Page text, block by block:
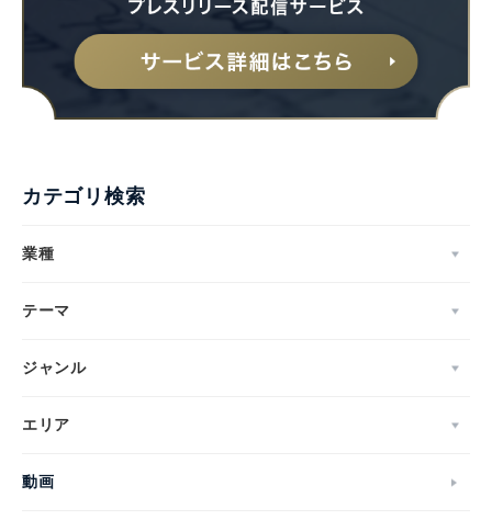
カテゴリ検索
業種
テーマ
ジャンル
エリア
動画